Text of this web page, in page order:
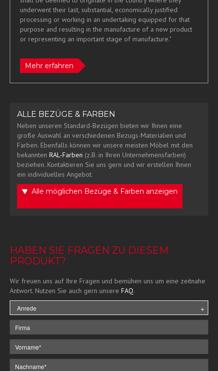
underwent their last, substantial, economically justified
processing or working in an undertaking equipped for that
purpose and resulting in the manufacture of a new product
or representing an important stage of manufacture."
Mehr erfahren
ALLE BEZÜGE & FARBEN
Neben unseren Standard-Bezügen bieten wir Ihnen eine
große Auswahl an verschiedenen Bezugs-Materialien und
Farben. Ebenfalls können wir unsere meisten Möbel mit den
bekannten RAL-Farben (z.B. in Ihren Unternehmensfarben)
beziehen. Kontaktieren Sie uns gern und wir erstellen Ihnen
ein individuelles Angebot.
Alle möglichen Bezüge & Farben anzeigen
HABEN SIE FRAGEN ZU DIESEM
PRODUKT?
Wir freuen uns auf Ihre Fragen und bemühen uns um eine zeitnahe
Antwort. Nutzen Sie auch gern unsere FAQ.